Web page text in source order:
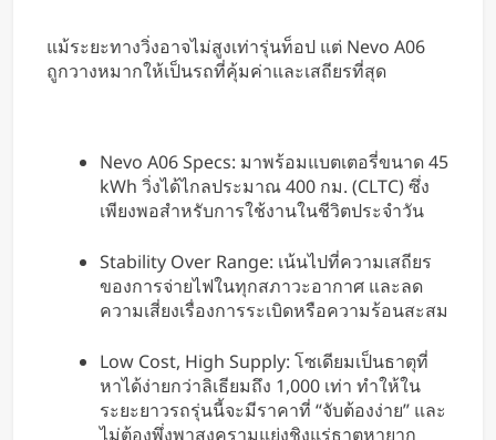
แม้ระยะทางวิ่งอาจไม่สูงเท่ารุ่นท็อป แต่ Nevo A06
ถูกวางหมากให้เป็นรถที่คุ้มค่าและเสถียรที่สุด
Nevo A06 Specs: มาพร้อมแบตเตอรี่ขนาด 45
kWh วิ่งได้ไกลประมาณ 400 กม. (CLTC) ซึ่ง
เพียงพอสำหรับการใช้งานในชีวิตประจำวัน
Stability Over Range: เน้นไปที่ความเสถียร
ของการจ่ายไฟในทุกสภาวะอากาศ และลด
ความเสี่ยงเรื่องการระเบิดหรือความร้อนสะสม
Low Cost, High Supply: โซเดียมเป็นธาตุที่
หาได้ง่ายกว่าลิเธียมถึง 1,000 เท่า ทำให้ใน
ระยะยาวรถรุ่นนี้จะมีราคาที่ “จับต้องง่าย” และ
ไม่ต้องพึ่งพาสงครามแย่งชิงแร่ธาตุหายาก